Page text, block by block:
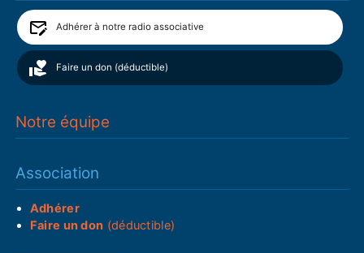
Adhérer à notre radio associative
Faire un don (déductible)
Notre équipe
Association
Adhérer
Faire un don (déductible)